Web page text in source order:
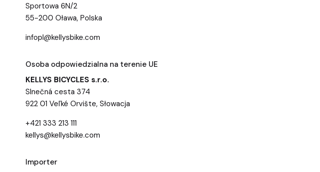
Sportowa 6N/2
55-200 Oława, Polska
infopl@kellysbike.com
Osoba odpowiedzialna na terenie UE
KELLYS BICYCLES s.r.o.
Slnečná cesta 374
922 01 Veľké Orvište, Słowacja
+421 333 213 111
kellys@kellysbike.com
Importer